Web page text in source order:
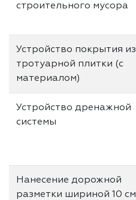
строительного мусора
Устройство покрытия из
тротуарной плитки (с
материалом)
Устройство дренажной
системы
Нанесение дорожной
разметки шириной 10 см